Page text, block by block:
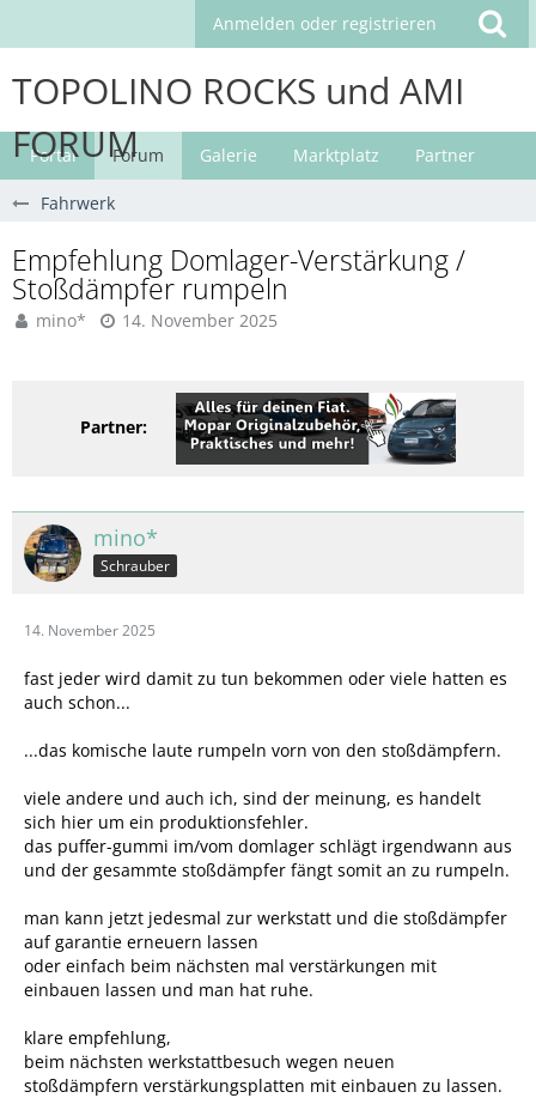
Anmelden oder registrieren
TOPOLINO ROCKS und AMI
FORUM
Portal Forum Galerie Marktplatz Partner
Fahrwerk
Empfehlung Domlager-Verstärkung /
Stoßdämpfer rumpeln
mino* 14. November 2025
Partner:
mino*
Schrauber
14. November 2025
fast jeder wird damit zu tun bekommen oder viele hatten es
auch schon...
...das komische laute rumpeln vorn von den stoßdämpfern.
viele andere und auch ich, sind der meinung, es handelt
sich hier um ein produktionsfehler.
das puffer-gummi im/vom domlager schlägt irgendwann aus
und der gesammte stoßdämpfer fängt somit an zu rumpeln.
man kann jetzt jedesmal zur werkstatt und die stoßdämpfer
auf garantie erneuern lassen
oder einfach beim nächsten mal verstärkungen mit
einbauen lassen und man hat ruhe.
klare empfehlung,
beim nächsten werkstattbesuch wegen neuen
stoßdämpfern verstärkungsplatten mit einbauen zu lassen.